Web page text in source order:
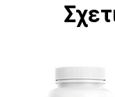
Αυτό το